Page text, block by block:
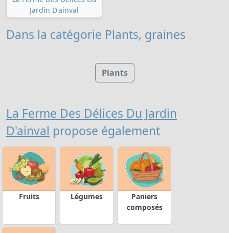
Jardin D'ainval
Dans la catégorie Plants, graines
Plants
La Ferme Des Délices Du Jardin
D'ainval propose également
Fruits Légumes
Paniers
composés